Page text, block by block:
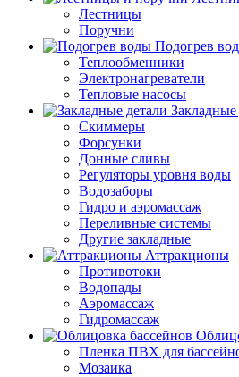
Лестницы
Поручни
Подогрев
Теплообменники
Электронагреватели
Тепловые насосы
Закладные
Скиммеры
Форсунки
Донные сливы
Регуляторы уровня воды
Водозаборы
Гидро и аэромассаж
Переливные системы
Другие закладные
Аттракционы
Противотоки
Водопады
Аэромассаж
Гидромассаж
Пленка ПВХ для
Мозаика